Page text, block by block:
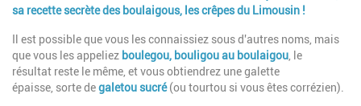
sa recette secrète des boulaigous, les crêpes du Limousin !
Il est possible que vous les connaissiez sous d'autres noms, mais
que vous les appeliez boulegou, bouligou au boulaigou , le
résultat reste le même, et vous obtiendrez une galette
épaisse, sorte degaletou sucré(ou tourtou si vous êtes corrézien).